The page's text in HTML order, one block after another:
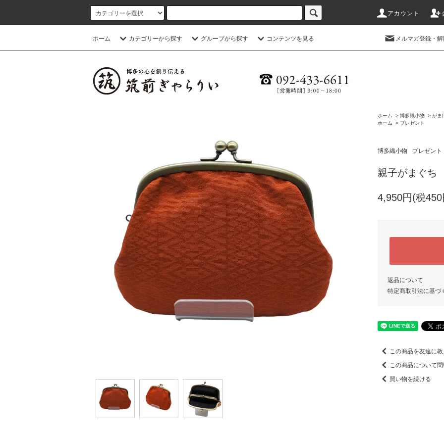
アカウント
ホーム カテゴリーから探す グループから探す コンテンツを見る メルマガ登録・
ホーム > 博多織小物 > がま
ホーム
> プレゼント
博多織小物 プレゼント
親子がまぐち
4,950円(税
返品について
特定商取引法に基づ
この商品を友達に
この商品について
買い物を続ける